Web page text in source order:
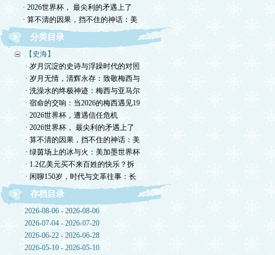
· 2026世界杯， 最尖利的矛遇上了
· 算不清的因果，挡不住的神话：美
分类目录
【史海】
· 岁月沉淀的史诗与浮躁时代的对照
· 岁月无情，清辉永存：致敬梅西与
· 洗澡水的终极神迹：梅西与亚马尔
· 宿命的交响：当2026的梅西遇见19
· 2026世界杯，遭遇信任危机
· 2026世界杯， 最尖利的矛遇上了
· 算不清的因果，挡不住的神话：美
· 绿茵场上的冰与火：美加墨世界杯
· 1.2亿美元买不来百姓的快乐？拆
· 闲聊150岁，时代与文革往事：长
存档目录
2026-08-06 - 2026-08-06
2026-07-04 - 2026-07-20
2026-06-22 - 2026-06-28
2026-05-10 - 2026-05-10